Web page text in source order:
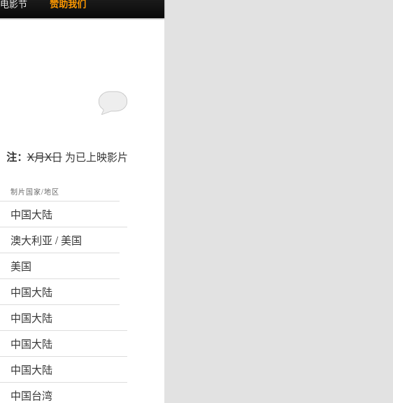
电影节 赞助我们
注：X月X日为已上映影片
制片国家/地区
中国大陆
澳大利亚 / 美国
美国
中国大陆
中国大陆
中国大陆
中国大陆
中国台湾